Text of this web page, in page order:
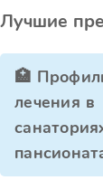
Лучшие
🏥
лечения в